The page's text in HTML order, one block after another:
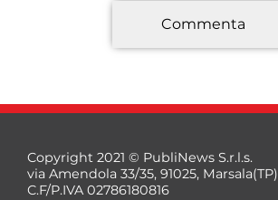
*
Commenta
Copyright 2021 © PubliNews S.r.l.s.
via Amendola 33/35, 91025, Marsala(TP)
C.F/P.IVA 02786180816